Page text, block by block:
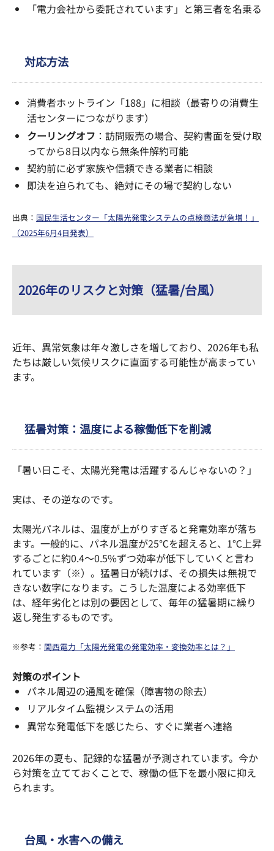
「電力会社から委託されています」と第三者を名乗る
対応方法
消費者ホットライン「188」に相談（最寄りの消費生
活センターにつながります）
クーリングオフ ：訪問販売の場合、契約書面を受け取
ってから8日以内なら無条件解約可能
契約前に必ず家族や信頼できる業者に相談
即決を迫られても、絶対にその場で契約しない
出典： 国民生活センター「太陽光発電システムの点検商法が急増！」
（2025年6月4日発表）
2026年のリスクと対策（猛暑/台風）
近年、異常気象は年々激しさを増しており、2026年も私
たちは厳しい気候リスクに直面する可能性が高まってい
ます。
猛暑対策：温度による稼働低下を削減
「暑い日こそ、太陽光発電は活躍するんじゃないの？」
実は、その逆なのです。
太陽光パネルは、温度が上がりすぎると発電効率が落ち
ます。一般的に、パネル温度が25℃を超えると、1℃上昇
するごとに約0.4～0.5%ずつ効率が低下していくと言わ
れています（※）。猛暑日が続けば、その損失は無視で
きない数字になります。こうした温度による効率低下
は、経年劣化とは別の要因として、毎年の猛暑期に繰り
返し発生するものです。
※参考： 関西電力「太陽光発電の発電効率・変換効率とは？」
対策のポイント
パネル周辺の通風を確保（障害物の除去）
リアルタイム監視システムの活用
異常な発電低下を感じたら、すぐに業者へ連絡
2026年の夏も、記録的な猛暑が予測されています。今か
ら対策を立てておくことで、稼働の低下を最小限に抑え
られます。
台風・水害への備え